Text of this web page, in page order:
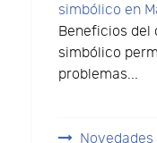
simbólico en
Beneficios del
simbólico
problemas...